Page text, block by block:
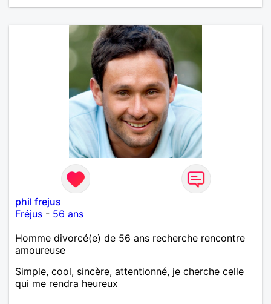
phil frejus
Fréjus - 56 ans
Homme divorcé(e) de 56 ans recherche rencontre
amoureuse
Simple, cool, sincère, attentionné, je cherche celle
qui me rendra heureux